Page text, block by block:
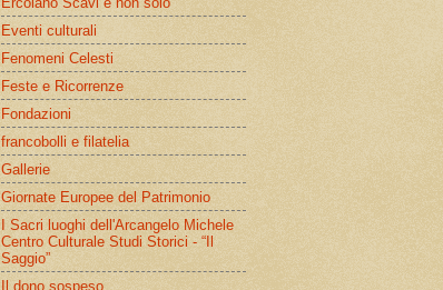
Eventi culturali
Fenomeni Celesti
Feste e Ricorrenze
Fondazioni
francobolli e filatelia
Gallerie
Giornate Europee del Patrimonio
I Sacri luoghi dell'Arcangelo Michele
Centro Culturale Studi Storici - “Il
Saggio”
Il dono sospeso